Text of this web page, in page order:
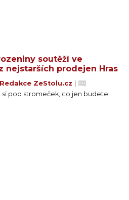
soutěží ve
nejstarších prodejen Hras
Redakce ZeStolu.cz
pod stromeček, co jen budete